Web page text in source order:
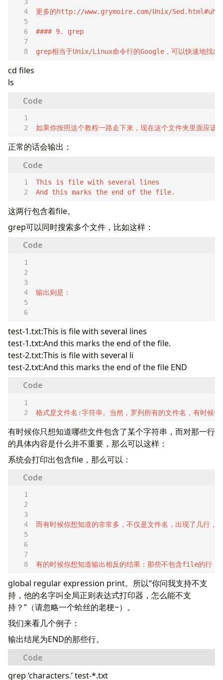
grep相当于Unix/Linux命令行的Google，可以快速地找出
cd files
ls
如果你按照这个教程一路走下来，现在这个文件夹里面应
正常的话会输出：
And this marks the end of the file.
这两行包含着file。
grep可以同时搜索多个文件，比如这样：
test-1.txt:This is file with several lines
test-1.txt:And this marks the end of the file.
test-2.txt:This is file with several li
test-2.txt:And this marks the end of the file END
格式是文件名:字符串。当然，罗列所有的文件名，有时候
有时候你只想知道哪些文件包含了某个字符串，而对那一行
的具体内容是什么并不重要，那么可以这样：
系统会打印出包含file，那么可以：
有的时候你想知道输出相反的结果：那些不包含file的行，
global regular expression print。所以“你问我支持不支
持，他的名字叫全局正则表达式打印器，怎么能不支
持？”（请忽略一个蛤丝的老梗~）。
我们来看几个例子：
输出结尾为END的那些行。
grep ‘characters.’ test-*.txt